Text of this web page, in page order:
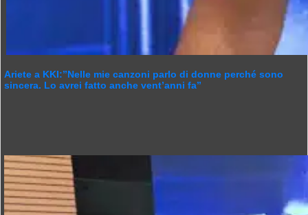
Ariete a KKI:”Nelle mie canzoni parlo di donne perché sono
sincera. Lo avrei fatto anche vent’anni fa”